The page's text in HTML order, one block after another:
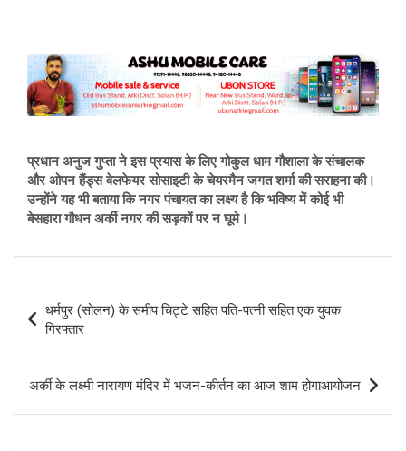
प्रधान अनुज गुप्ता ने इस प्रयास के लिए गोकुल धाम गौशाला के संचालक
और ओपन हैंड्स वेलफेयर सोसाइटी के चेयरमैन जगत शर्मा की सराहना की।
उन्होंने यह भी बताया कि नगर पंचायत का लक्ष्य है कि भविष्य में कोई भी
बेसहारा गौधन अर्की नगर की सड़कों पर न घूमे।
Post
navigation
धर्मपुर (सोलन) के समीप चिट्टे सहित पति-पत्नी सहित एक युवक
गिरफ्तार
अर्की के लक्ष्मी नारायण मंदिर में भजन-कीर्तन का आज शाम होगाआयोजन